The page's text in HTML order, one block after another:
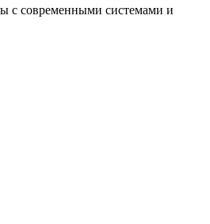
с современными системами и